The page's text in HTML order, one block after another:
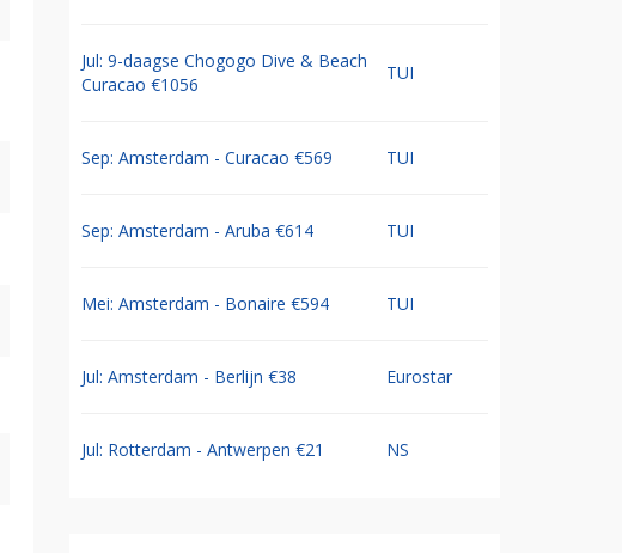
Jul: 9-daagse Chogogo Dive & Beach
Curacao €1056
TUI
Sep: Amsterdam - Curacao €569 TUI
Sep: Amsterdam - Aruba €614 TUI
Mei: Amsterdam - Bonaire €594 TUI
Jul: Amsterdam - Berlijn €38 Eurostar
Jul: Rotterdam - Antwerpen €21 NS